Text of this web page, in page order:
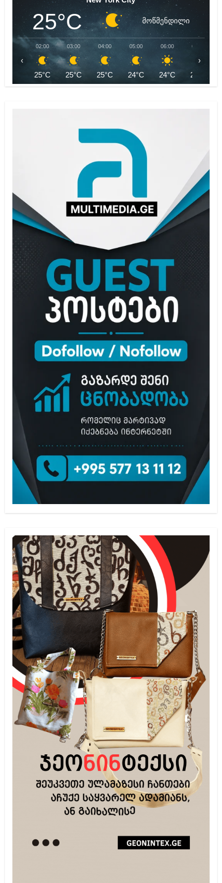
25°C მოწმენდილი
02:00
25°C
03:00
25°C
04:00
25°C
05:00
24°C
06:00
24°C
07:00
24°C
‹ ›